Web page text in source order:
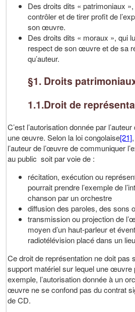
Des droits dits « patrimoniaux
contrôler et de tirer profit de
son œuvre.
Des droits dits « moraux », qui
respect de son œuvre et de sa
qu’auteur.
§1. Droits
1.1.Droit de
C’est l’autorisation donnée par
une œuvre. Selon la loi congolaise[21]
l’auteur de l’œuvre de communiquer
au public soit par voie de :
récitation, exécution ou
pourrait prendre l’exemple de
chanson par un orchestre
diffusion des paroles, des sons
transmission ou projection de
moyen d’un haut-parleur et
radiotélévision placé dans un
Ce droit de représentation ne doit pas
support matériel sur lequel une œuvre
exemple, l’autorisation donnée à un
œuvre ne se confond pas du contrat
de CD.